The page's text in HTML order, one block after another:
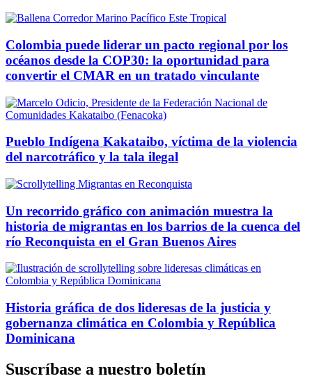
Colombia puede liderar un pacto regional por los
océanos desde la COP30: la oportunidad para
convertir el CMAR en un tratado vinculante
Pueblo Indígena Kakataibo, víctima de la violencia
del narcotráfico y la tala ilegal
Un recorrido gráfico con animación muestra la
historia de migrantas en los barrios de la cuenca del
río Reconquista en el Gran Buenos Aires
Historia gráfica de dos lideresas de la justicia y
gobernanza climática en Colombia y República
Dominicana
Suscríbase a nuestro boletín